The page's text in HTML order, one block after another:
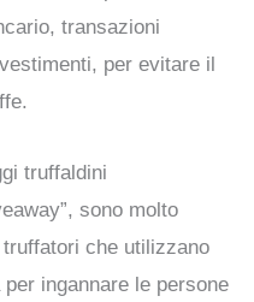
transazioni
per evitare il
truffaldini
sono molto
che utilizzano
ingannare le persone